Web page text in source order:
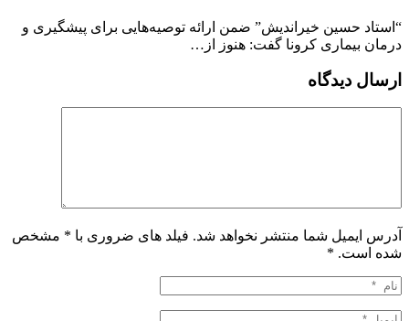
“استاد حسین خیراندیش” ضمن ارائه توصیه‌‌هایی برای پیشگیری و
درمان بیماری کرونا گفت: هنوز از…
ارسال دیدگاه
آدرس ایمیل شما منتشر نخواهد شد. فیلد های ضروری با * مشخص
شده است. *